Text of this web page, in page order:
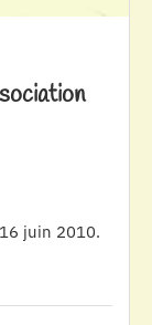
juin 2010.